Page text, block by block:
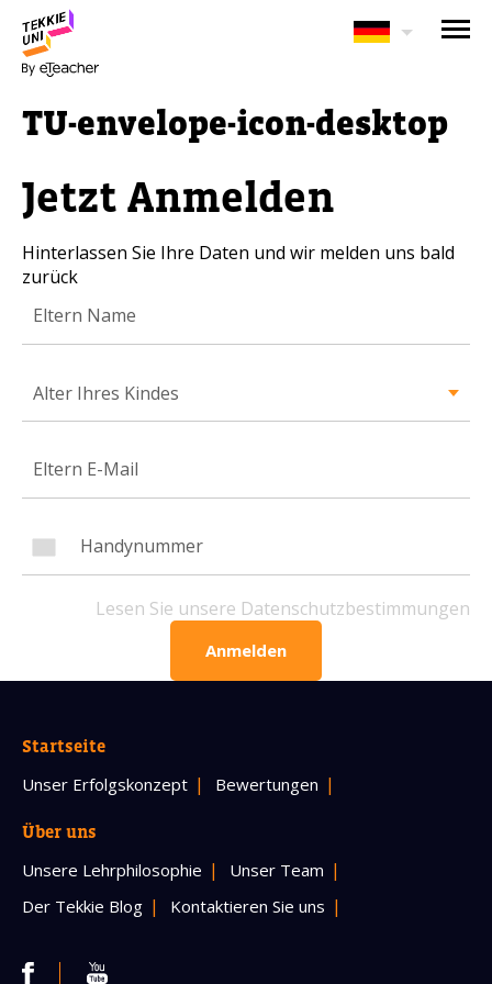
TU-envelope-icon-desktop
Jetzt Anmelden
Hinterlassen Sie Ihre Daten und wir melden uns bald
zurück
Alter Ihres Kindes
Lesen Sie unsere Datenschutzbestimmungen
Anmelden
Startseite
Unser Erfolgskonzept Bewertungen
Über uns
Unsere Lehrphilosophie
Unser Team
Der Tekkie Blog
Kontaktieren Sie uns
BRAUCHEN SIE HILFE BEI
Hinterlassen Sie Ihre Daten und wir
Alter Ihres Kindes
Lesen Sie unsere Datenschutzbestimmungen